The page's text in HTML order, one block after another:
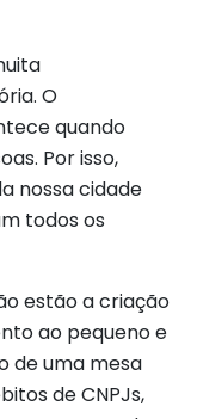
O
quando
Por isso,
nossa cidade
todos os
estão a criação
ao pequeno e
de uma mesa
de CNPJs,